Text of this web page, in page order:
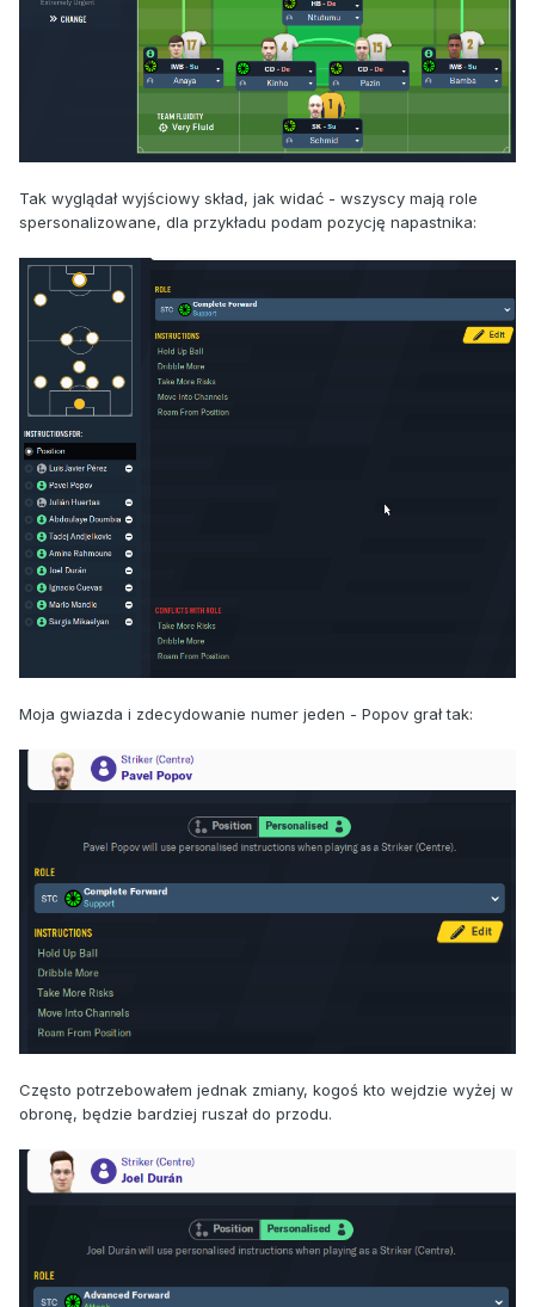
Tak wyglądał wyjściowy skład, jak widać - wszyscy mają role
spersonalizowane, dla przykładu podam pozycję napastnika:
Moja gwiazda i zdecydowanie numer jeden - Popov grał tak:
Często potrzebowałem jednak zmiany, kogoś kto wejdzie wyżej w
obronę, będzie bardziej ruszał do przodu.